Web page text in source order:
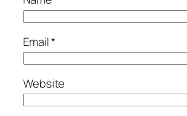
Email*
Website